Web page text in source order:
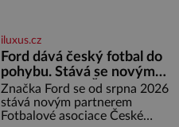
nemůže, protože žádné nemá,
spokojí se lupič s několika
měďáky a štůčky látky. Zraněná
žena pár dní nato umírá. Je to
muž nebývale krutý. Jeho činy
budí hrůzu ještě dlouho po jeho
smrti
iluxus.cz
Ford dává český fotbal do
pohybu. Stává se novým
partnerem FAČR
Značka Ford se od srpna 2026
stává novým partnerem
Fotbalové asociace České